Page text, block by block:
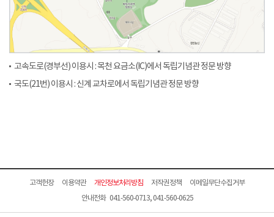
고속도로(경부선) 이용시 : 목천 요금소(IC)에서 독립기념관 정문 방향
국도(21번) 이용시 : 신계 교차로에서 독립기념관 정문 방향
고객헌장 이용약관 개인정보처리방침 저작권정책
이메일무단수집거부
안내전화 041-560-0713, 041-560-0625